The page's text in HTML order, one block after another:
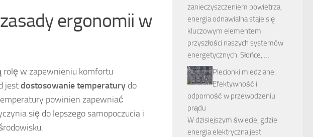
ergonomii w
rolę w zapewnieniu komfortu
jestdostosowanie temperatury do
powinien zapewniać
się do lepszego samopoczucia i
zanieczyszczeniem powietrza,
energia odnawialna staje się
kluczowym elementem
przyszłości naszych systemów
energetycznych. Słońce, …
Plecionki miedziane:
Efektywność i
odporność w przewodzeniu
prądu
W dzisiejszym świecie, gdzie
energia elektryczna jest